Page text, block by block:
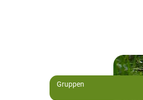
Gruppen